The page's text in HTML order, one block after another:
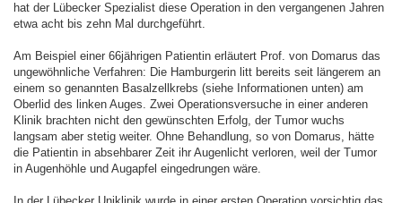
hat der Lübecker Spezialist diese Operation in den vergangenen Jahren
etwa acht bis zehn Mal durchgeführt.
Am Beispiel einer 66jährigen Patientin erläutert Prof. von Domarus das
ungewöhnliche Verfahren: Die Hamburgerin litt bereits seit längerem an
einem so genannten Basalzellkrebs (siehe Informationen unten) am
Oberlid des linken Auges. Zwei Operationsversuche in einer anderen
Klinik brachten nicht den gewünschten Erfolg, der Tumor wuchs
langsam aber stetig weiter. Ohne Behandlung, so von Domarus, hätte
die Patientin in absehbarer Zeit ihr Augenlicht verloren, weil der Tumor
in Augenhöhle und Augapfel eingedrungen wäre.